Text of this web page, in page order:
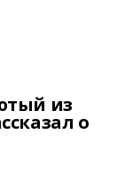
из
о